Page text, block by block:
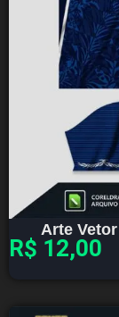
Arte
R$ 12,00